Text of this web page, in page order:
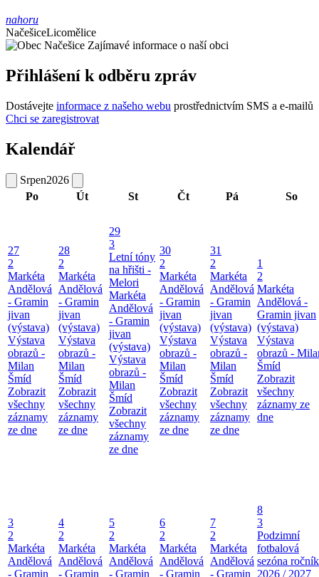
nahoru
NačešiceLicomělice
Zajímavé informace o naší obci
Přihlášení k odběru zpráv
Dostávejte informace z našeho webu prostřednictvím SMS a e-mailů
Chci se zaregistrovat
Kalendář
Srpen2026
Po
Út St Čt Pá So
27
2
Markéta
Andělová
- Gramin
jivan
(výstava)
Výstava
obrazů -
Milan
Šmíd
Zobrazit
všechny
záznamy
ze dne
28
2
Markéta
Andělová
- Gramin
jivan
(výstava)
Výstava
obrazů -
Milan
Šmíd
Zobrazit
všechny
záznamy
ze dne
29
3
Letní tóny
na hřišti -
Melori
Markéta
Andělová
- Gramin
jivan
(výstava)
Výstava
obrazů -
Milan
Šmíd
Zobrazit
všechny
záznamy
ze dne
30
2
Markéta
Andělová
- Gramin
jivan
(výstava)
Výstava
obrazů -
Milan
Šmíd
Zobrazit
všechny
záznamy
ze dne
31
2
Markéta
Andělová
- Gramin
jivan
(výstava)
Výstava
obrazů -
Milan
Šmíd
Zobrazit
všechny
záznamy
ze dne
1
2
Markéta
Andělová -
Gramin jivan
(výstava)
Výstava
obrazů -
Šmíd
Zobrazit
všechny
záznamy ze
dne
3
2
Markéta
Andělová
- Gramin
4
2
Markéta
Andělová
- Gramin
5
2
Markéta
Andělová
- Gramin
6
2
Markéta
Andělová
- Gramin
7
2
Markéta
Andělová
- Gramin
8
3
Podzimní
fotbalová
sezóna
2026 / 2027